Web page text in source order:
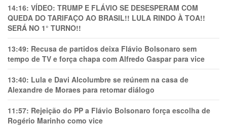
14:16: VÍDEO: TRUMP E FLÁVIO SE DESESPERAM COM
QUEDA DO TARIFAÇO AO BRASIL!! LULA RINDO À TOA!!
SERÁ NO 1° TURNO!!
13:49: Recusa de partidos deixa Flávio Bolsonaro sem
tempo de TV e força chapa com Alfredo Gaspar para vice
13:40: Lula e Davi Alcolumbre se reúnem na casa de
Alexandre de Moraes para retomar diálogo
11:57: Rejeição do PP a Flávio Bolsonaro força escolha de
Rogério Marinho como vice